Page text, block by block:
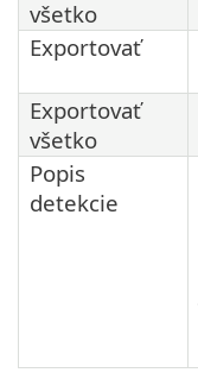
všetko
Exportovať
Exportovať
všetko
Popis
detekcie